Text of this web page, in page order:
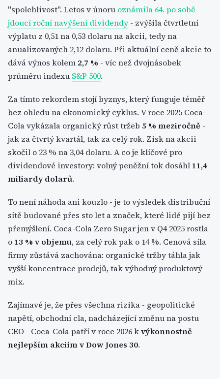
"spolehlivost". Letos v únoru oznámila 64. po sobě
jdoucí roční navýšení dividendy- zvýšila čtvrtletní
výplatu z 0,51 na 0,53 dolaru na akcii, tedy na
anualizovaných 2,12 dolaru. Při aktuální ceně akcie to
dává výnos kolem 2,7 % - víc než dvojnásobek
průměru indexu S&P 500.
Za tímto rekordem stojí byznys, který funguje téměř
bez ohledu na ekonomický cyklus. V roce 2025 Coca-
Cola vykázala organický růst tržeb 5 % meziročně -
jak za čtvrtý kvartál, tak za celý rok. Zisk na akcii
skočil o 23 % na 3,04 dolaru. A co je klíčové pro
dividendové investory: volný peněžní tok dosáhl 11,4
miliardy dolarů.
To není náhoda ani kouzlo - je to výsledek distribuční
sítě budované přes sto let a značek, které lidé pijí bez
přemýšlení. Coca-Cola Zero Sugar jen v Q4 2025 rostla
o 13 % v objemu, za celý rok pak o 14 %. Cenová síla
firmy zůstává zachována: organické tržby táhla jak
vyšší koncentrace prodejů, tak výhodný produktový
mix.
Zajímavé je, že přes všechna rizika - geopolitické
napětí, obchodní cla, nadcházející změnu na postu
CEO - Coca-Cola patří v roce 2026 kvýkonnostně
nejlepším akciím v Dow Jones 30.